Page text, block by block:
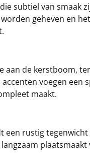
subtiel van smaak
geheven en
aan de kerstboom,
voegen een
maakt.
rustig